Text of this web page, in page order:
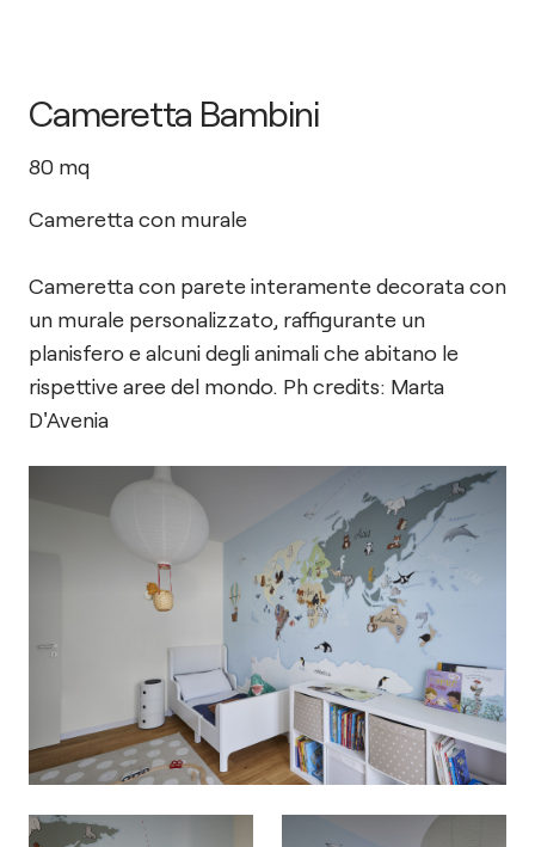
Cameretta Bambini
80 mq
Cameretta con murale
Cameretta con parete interamente decorata con
un murale personalizzato, raffigurante un
planisfero e alcuni degli animali che abitano le
rispettive aree del mondo. Ph credits: Marta
D'Avenia